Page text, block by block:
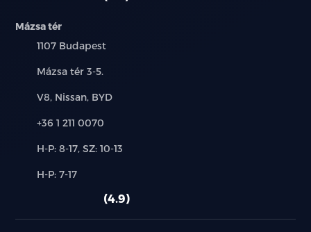
Mázsa tér
Település:
1107 Budapest
Cím:
Mázsa tér 3-5.
Márkák:
V8, Nissan, BYD
Telefon:
+36 1 211 0070
Új-
használt
H-P: 8-17, SZ: 10-13
Alkatrész,
H-P: 7-17
4.9